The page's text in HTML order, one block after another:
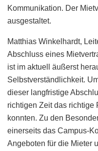
Kommunikation. Der
ausgestaltet.
Matthias Winkelhardt,
Abschluss eines
ist im aktuell äußerst
Selbstverständlichkeit.
dieser langfristige
richtigen Zeit das richtige
konnten. Zu den
einerseits das Campus-
Angeboten für die Mieter